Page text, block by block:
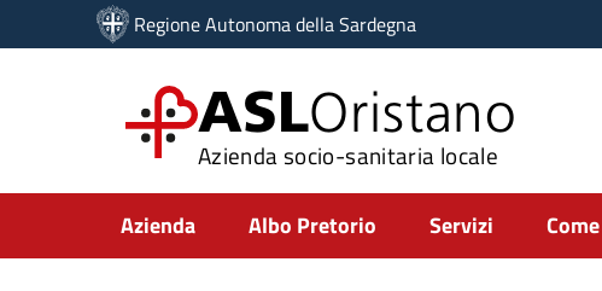
Vai ai contenuti
Vai al menu di navigazione
Regione Autonoma della Sardegna
ASLOristano
Azienda socio-sanitaria locale
Submenu
Azienda Albo Pretorio Servizi